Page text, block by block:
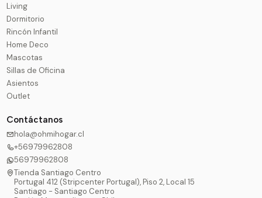
Living
Dormitorio
Rincón Infantil
Home Deco
Mascotas
Sillas de Oficina
Asientos
Outlet
Contáctanos
hola@ohmihogar.cl
+56979962808
56979962808
Tienda Santiago Centro
Portugal 412 (Stripcenter Portugal), Piso 2, Local 15
Santiago - Santiago Centro